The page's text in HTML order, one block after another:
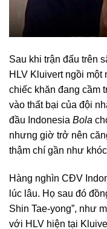
Sau khi trận đấu trên
HLV Kluivert ngồi một
chiếc khăn đang cầm
vào thất bại của đội
đầu Indonesia Bola
nhưng giờ trở nên
thậm chí gần như
Hàng nghìn CĐV
lúc lâu. Họ sau đó
Shin Tae-yong”, như
với HLV hiện tại